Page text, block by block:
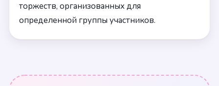
торжеств, организованных для
определенной группы участников.